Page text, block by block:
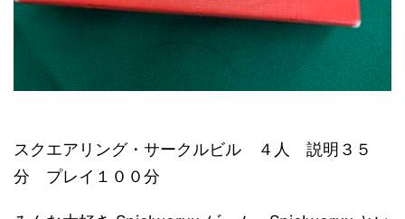
スクエアリング・サークルビル ４人 説明３５
分 プレイ１００分